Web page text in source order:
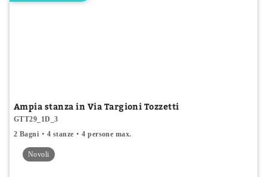
Ampia stanza in Via Targioni Tozzetti
GTT29_1D_3
2 Bagni
4 stanze 4 persone max.
Novoli